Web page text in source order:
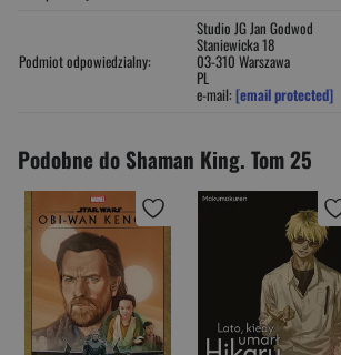
Podmiot odpowiedzialny:
Studio JG Jan Godwod
Staniewicka 18
03-310 Warszawa
PL
e-mail: [email protected]
Podobne do Shaman King. Tom 25